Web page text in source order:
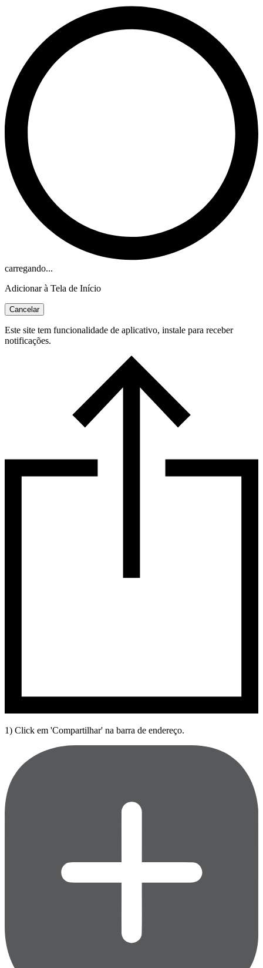
carregando...
Adicionar à Tela de Início
Cancelar
Este site tem funcionalidade de aplicativo, instale para receber
notificações.
1) Click em 'Compartilhar' na barra de endereço.